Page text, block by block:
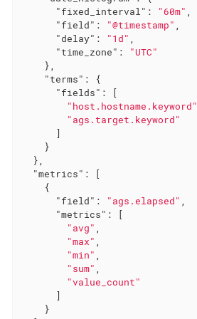
"fixed_interval" : "60m" ,
"field" : "@timestamp" ,
"delay" : "1d" ,
"time_zone" :
"UTC"
    },
"terms" : {
"fields" : [
"host.hostname.keyword"
"ags.target.keyword"
      ]
    }
  },
"metrics" : [
    {
"field" : "ags.elapsed" ,
"metrics" : [
"avg" ,
"max" ,
"min" ,
"sum" ,
"value_count"
      ]
    }